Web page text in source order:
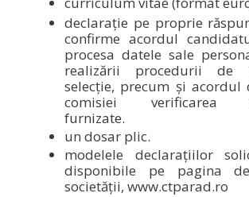
declarație pe proprie
confirme acordul
procesa datele sale
realizării procedurii de
selecție, precum și acordul
comisiei verificarea
furnizate.
un dosar plic.
modelele declarațiilor
disponibile pe pagina
societății, www.ctparad.ro